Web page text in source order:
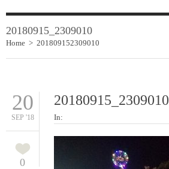
20180915_2309010
Home > 201809152309010
20
SEP '18
0
20180915_2309010
In: